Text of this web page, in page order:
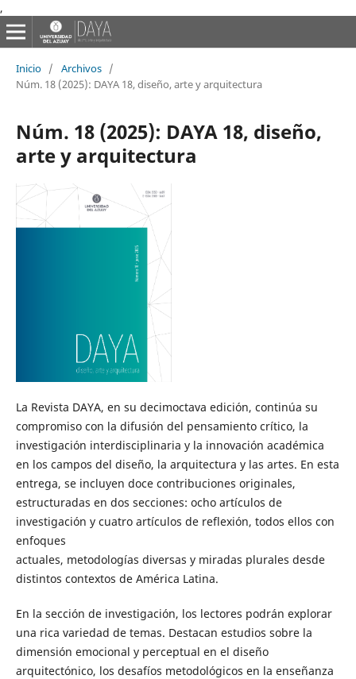
,
Inicio / Archivos /
Núm. 18 (2025): DAYA 18, diseño, arte y arquitectura
Núm. 18 (2025): DAYA 18, diseño,
arte y arquitectura
La Revista DAYA, en su decimoctava edición, continúa su
compromiso con la difusión del pensamiento crítico, la
investigación interdisciplinaria y la innovación académica
en los campos del diseño, la arquitectura y las artes. En esta
entrega, se incluyen doce contribuciones originales,
estructuradas en dos secciones: ocho artículos de
investigación y cuatro artículos de reflexión, todos ellos con
enfoques
actuales, metodologías diversas y miradas plurales desde
distintos contextos de América Latina.
En la sección de investigación, los lectores podrán explorar
una rica variedad de temas. Destacan estudios sobre la
dimensión emocional y perceptual en el diseño
arquitectónico, los desafíos metodológicos en la enseñanza